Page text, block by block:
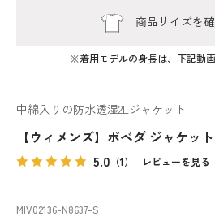
中綿入りの防水透湿2Lジャケット
【ウィメンズ】ポベダ ジャケット
5.0 （1） レビューを見る
MIV02136-N8637-S
商品サイズを
※着用モデルの身長は、下記動